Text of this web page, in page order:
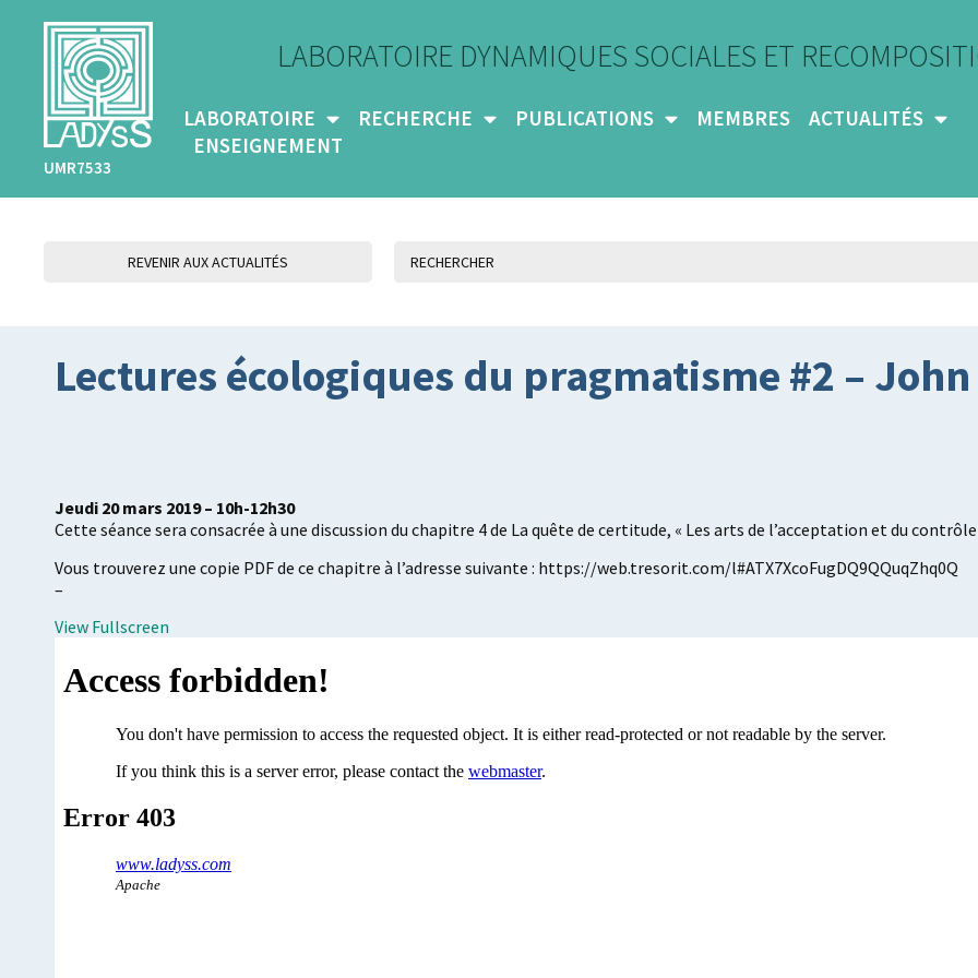
UMR7533
LABORATOIRE DYNAMIQUES SOCIALES ET
LABORATOIRE RECHERCHE PUBLICATIONS MEMBRES
ACTUALITÉS
ENSEIGNEMENT
REVENIR AUX ACTUALITÉS
Lectures écologiques du pragmatisme #2 –
Jeudi 20 mars 2019 – 10h-12h30
Cette séance sera consacrée à une discussion du chapitre 4 de La quête de certitude, « Les arts de l’acceptation et du contrôle
Vous trouverez une copie PDF de ce chapitre à l’adresse suivante : https://web.tresorit.com/l#ATX7XcoFugDQ9QQuqZhq0Q
–
View Fullscreen